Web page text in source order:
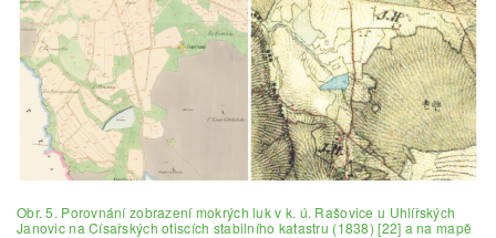
Obr. 5. Porovnání zobrazení mokrých luk v k. ú. Rašovice u Uhlířských
Janovic na Císařských otiscích stabilního katastru (1838) [22] a na mapě